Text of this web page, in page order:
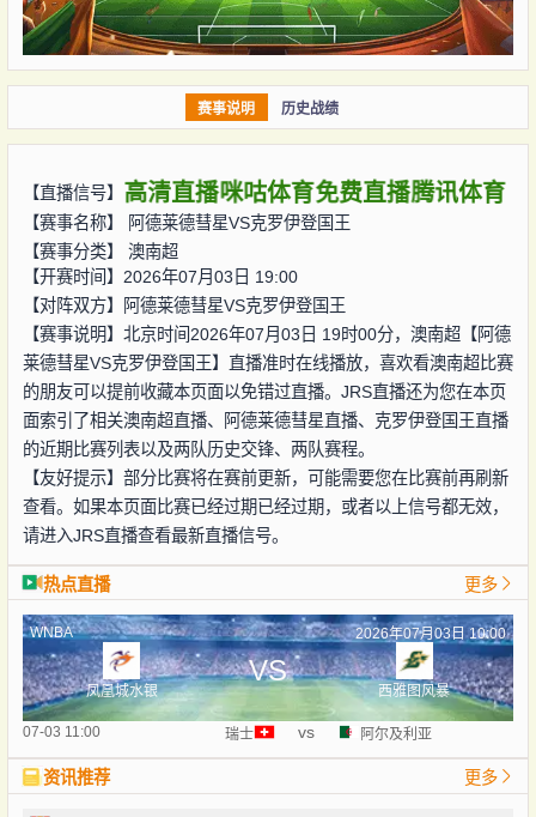
赛事说明 历史战绩
【直播信号】 高清直播咪咕体育免费直播腾讯体育
【赛事名称】
阿德莱德彗星VS克罗伊登国王
【赛事分类】 澳南超
【开赛时间】2026年07月03日 19:00
【对阵双方】
阿德莱德彗星VS克罗伊登国王
【赛事说明】北京时间2026年07月03日 19时00分，澳南超【阿德
莱德彗星VS克罗伊登国王】直播准时在线播放，喜欢看澳南超比赛
的朋友可以提前收藏本页面以免错过直播。JRS直播还为您在本页
面索引了相关澳南超直播、阿德莱德彗星直播、克罗伊登国王直播
的近期比赛列表以及两队历史交锋、两队赛程。
【友好提示】部分比赛将在赛前更新，可能需要您在比赛前再刷新
查看。如果本页面比赛已经过期已经过期，或者以上信号都无效，
请进入JRS直播查看最新直播信号。
热点直播 更多
WNBA 2026年07月03日 10:00
凤凰城水银
VS
西雅图风暴
07-03 11:00 瑞士 vs 阿尔及利亚
资讯推荐 更多